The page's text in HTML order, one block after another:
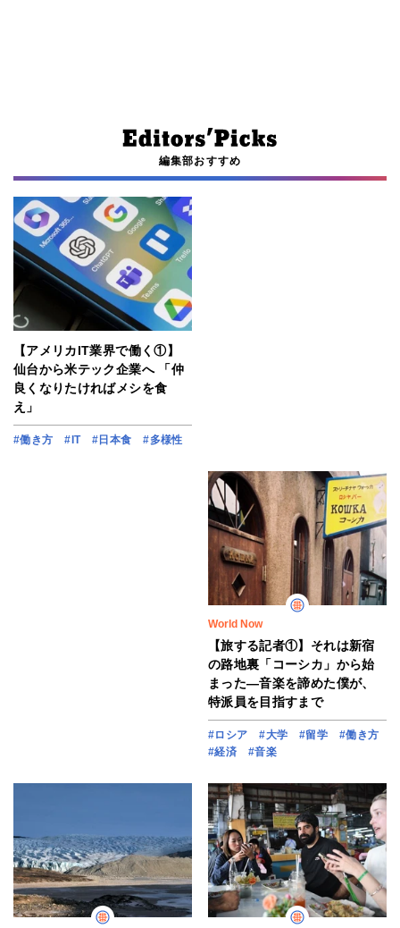
編集部おすすめ
【アメリカIT業界で働く①】
仙台から米テック企業へ 「仲
良くなりたければメシを食
え」
#働き方 #IT #日本食 #多様性
World Now
【旅する記者①】それは新宿
の路地裏「コーシカ」から始
まった―音楽を諦めた僕が、
特派員を目指すまで
#ロシア #大学 #留学
#働き方
#経済
#音楽